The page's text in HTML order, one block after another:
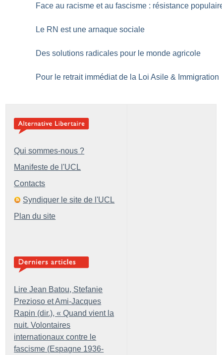
Face au racisme et au fascisme : résistance
Le RN est une arnaque sociale
Des solutions radicales pour le monde agricole
Pour le retrait immédiat de la Loi Asile & Immigration
Qui sommes-nous ?
Manifeste de l'UCL
Contacts
Syndiquer le site de l'UCL
Plan du site
Lire Jean Batou, Stefanie
Prezioso et Ami-Jacques
Rapin (dir.), « Quand vient la
nuit. Volontaires
internationaux contre le
fascisme (Espagne 1936-